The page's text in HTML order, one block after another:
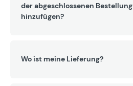
der abgeschlossenen Bestellung
hinzufügen?
Wo ist meine Lieferung?